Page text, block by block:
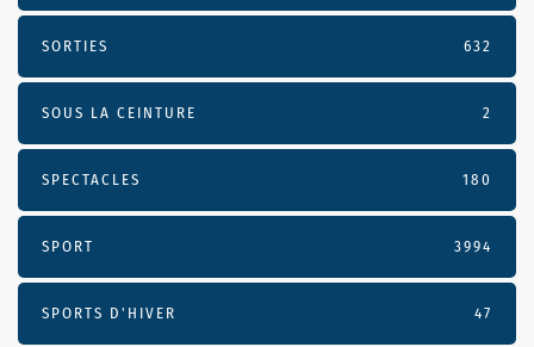
SORTIES 632
SOUS LA CEINTURE 2
SPECTACLES 180
SPORT 3994
SPORTS D'HIVER 47